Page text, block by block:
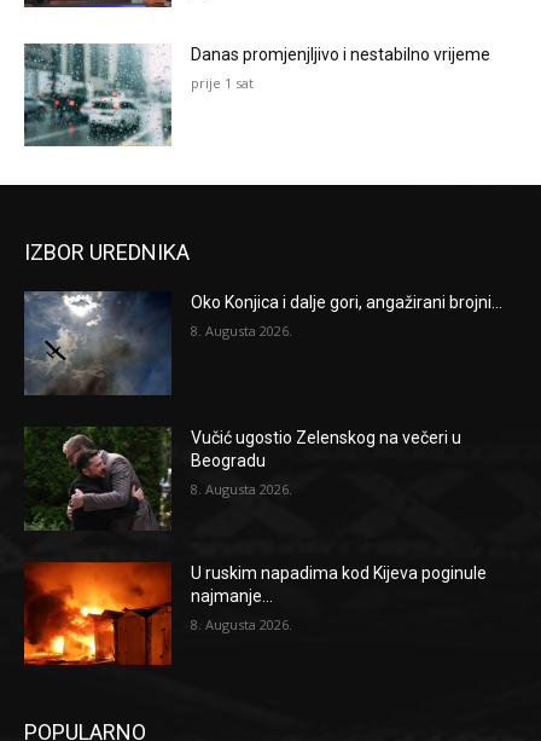
Danas promjenjljivo i nestabilno vrijeme
prije 1 sat
IZBOR UREDNIKA
Oko Konjica i dalje gori, angažirani brojni...
8. Augusta 2026.
Vučić ugostio Zelenskog na večeri u
Beogradu
8. Augusta 2026.
U ruskim napadima kod Kijeva poginule
najmanje...
8. Augusta 2026.
POPULARNO